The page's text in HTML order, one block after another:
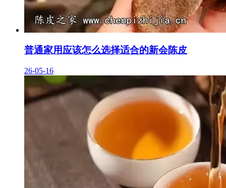
普通家用应该怎么选择适合的新会陈皮
26-05-16